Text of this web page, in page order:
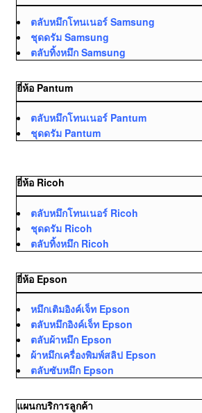
ตลับหมึกโทนเนอร์ Samsung
ชุดดรัม Samsung
ตลับทิ้งหมึก Samsung
ยี่ห้อ Pantum
ตลับหมึกโทนเนอร์ Pantum
ชุดดรัม Pantum
ยี่ห้อ Ricoh
ตลับหมึกโทนเนอร์ Ricoh
ชุดดรัม Ricoh
ตลับทิ้งหมึก Ricoh
ยี่ห้อ Epson
หมึกเติมอิงค์เจ็ท Epson
ตลับหมึกอิงค์เจ็ท Epson
ตลับผ้าหมึก Epson
ผ้าหมึกเครื่องพิมพ์สลิป Epson
ตลับซับหมึก Epson
แผนกบริการลูกค้า